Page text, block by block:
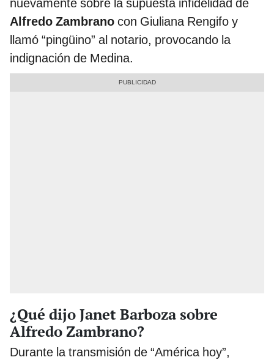
nuevamente sobre la supuesta infidelidad de
Alfredo Zambrano con Giuliana Rengifo y
llamó “pingüino” al notario, provocando la
indignación de Medina.
¿Qué dijo Janet Barboza sobre
Alfredo Zambrano?
Durante la transmisión de “América hoy”,